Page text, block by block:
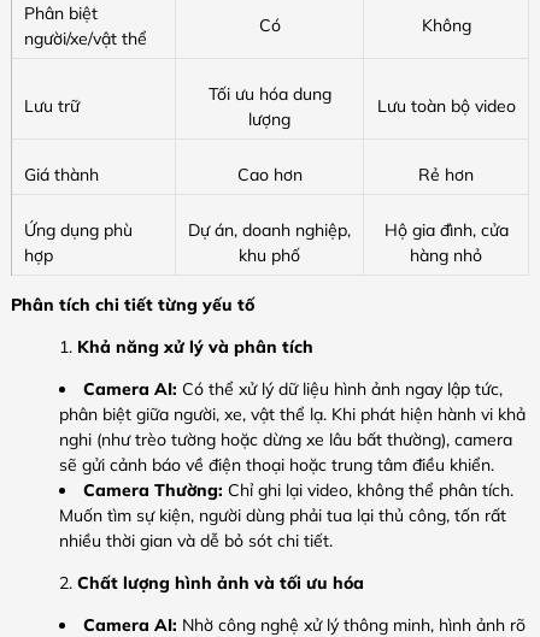
Phân biệt
người/xe/vật thể
Có Không
Lưu trữ
Tối ưu hóa dung
lượng
Lưu toàn bộ video
Giá thành Cao hơn Rẻ hơn
Ứng dụng phù
hợp
Dự án, doanh nghiệp,
khu phố
Hộ gia đình, cửa
hàng nhỏ
Phân tích chi tiết từng yếu tố
Khả năng xử lý và phân tích
Camera AI: Có thể xử lý dữ liệu hình ảnh ngay lập tức,
phân biệt giữa người, xe, vật thể lạ. Khi phát hiện hành vi khả
nghi (như trèo tường hoặc dừng xe lâu bất thường), camera
sẽ gửi cảnh báo về điện thoại hoặc trung tâm điều khiển.
Camera Thường: Chỉ ghi lại video, không thể phân tích.
Muốn tìm sự kiện, người dùng phải tua lại thủ công, tốn rất
nhiều thời gian và dễ bỏ sót chi tiết.
Chất lượng hình ảnh và tối ưu hóa
Camera AI: Nhờ công nghệ xử lý thông minh, hình ảnh rõ